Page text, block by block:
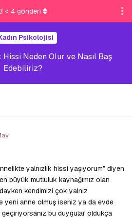
Psikolojisi
Hissi Neden Olur ve Nasıl Baş
Edebiliriz?
< 4 gönderi
yalnızlık hissi yaşıyorum” diyen
büyük mutluluk kaynağımız olan
kendimizi çok yalnız
yeni anne olmuş iseniz ya da evde
geçiriyorsanız bu duygular oldukça